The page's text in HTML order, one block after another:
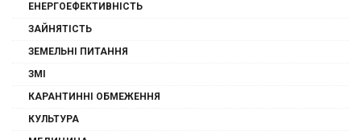
ЕНЕРГОЕФЕКТИВНІСТЬ
ЗАЙНЯТІСТЬ
ЗЕМЕЛЬНІ ПИТАННЯ
ЗМІ
КАРАНТИННІ ОБМЕЖЕННЯ
КУЛЬТУРА